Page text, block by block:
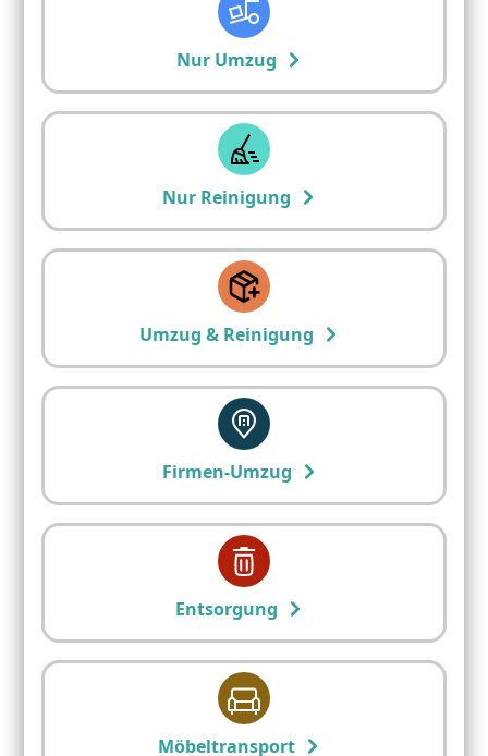
Nur Umzug
Nur Reinigung
Umzug & Reinigung
Firmen-Umzug
Entsorgung
Möbeltransport